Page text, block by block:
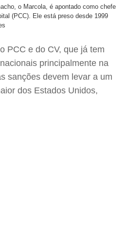
o Marcola, é apontado como chefe
(PCC). Ele está preso desde 1999
PCC e do CV, que já tem
principalmente na
sanções devem levar a um
dos Estados Unidos,